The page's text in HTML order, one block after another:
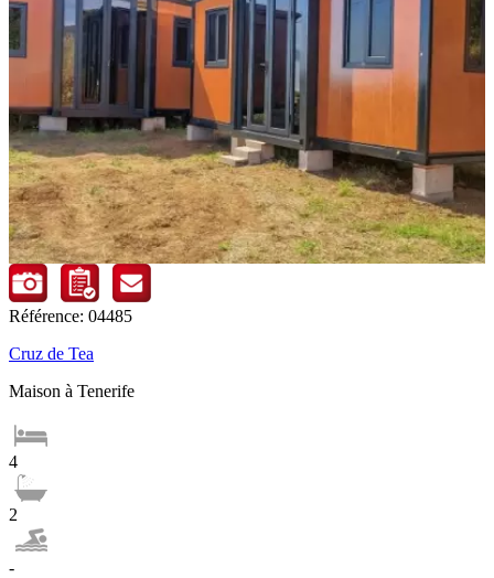
Référence: 04485
Cruz de Tea
Maison à Tenerife
4
2
-